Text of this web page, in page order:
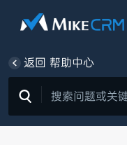
返回 帮助中心